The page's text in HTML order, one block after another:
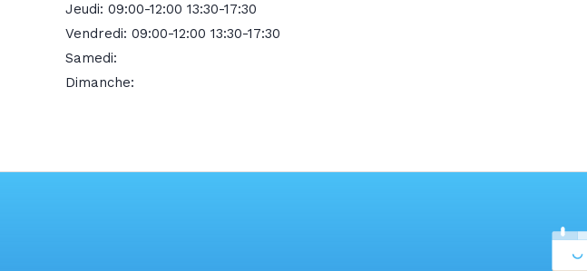
Jeudi: 09:00-12:00 13:30-17:30
Vendredi: 09:00-12:00 13:30-17:30
Samedi:
Dimanche: